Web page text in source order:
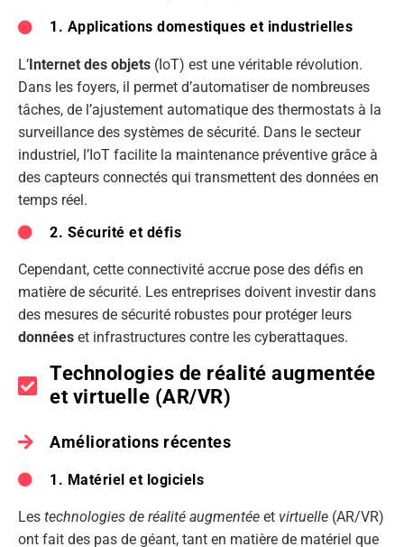
1. Applications domestiques et industrielles
L’Internet des objets (IoT) est une véritable révolution.
Dans les foyers, il permet d’automatiser de nombreuses
tâches, de l’ajustement automatique des thermostats à la
surveillance des systèmes de sécurité. Dans le secteur
industriel, l’IoT facilite la maintenance préventive grâce à
des capteurs connectés qui transmettent des données en
temps réel.
2. Sécurité et défis
Cependant, cette connectivité accrue pose des défis en
matière de sécurité. Les entreprises doivent investir dans
des mesures de sécurité robustes pour protéger leurs
données et infrastructures contre les cyberattaques.
Technologies de réalité augmentée
et virtuelle (AR/VR)
Améliorations récentes
1. Matériel et logiciels
Les technologies de réalité augmentée et virtuelle (AR/VR)
ont fait des pas de géant, tant en matière de matériel que